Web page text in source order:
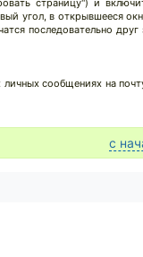
страницу") и
угол, в открывшееся
последовательно друг
сообщениях на
с